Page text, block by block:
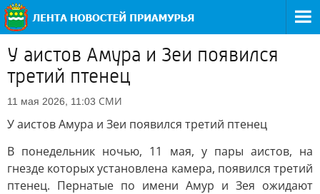
У аистов Амура и Зеи появился
третий птенец
11 мая 2026, 11:03 СМИ
У аистов Амура и Зеи появился третий птенец
В понедельник ночью, 11 мая, у пары аистов, на
гнезде которых установлена камера, появился третий
птенец. Пернатые по имени Амур и Зея ожидают